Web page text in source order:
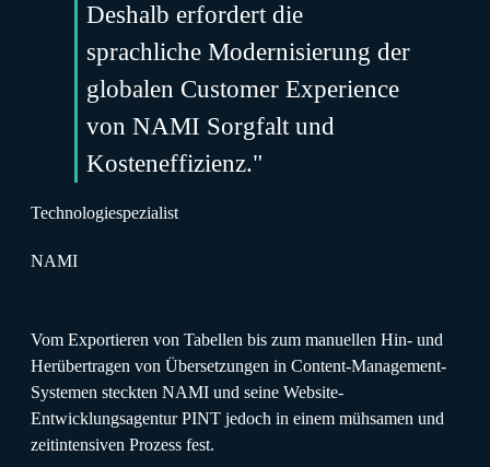
Deshalb erfordert die
sprachliche Modernisierung der
globalen Customer Experience
von NAMI Sorgfalt und
Kosteneffizienz."
Technologiespezialist
NAMI
Vom Exportieren von Tabellen bis zum manuellen Hin- und
Herübertragen von Übersetzungen in Content-Management-
Systemen steckten NAMI und seine Website-
Entwicklungsagentur PINT jedoch in einem mühsamen und
zeitintensiven Prozess fest.